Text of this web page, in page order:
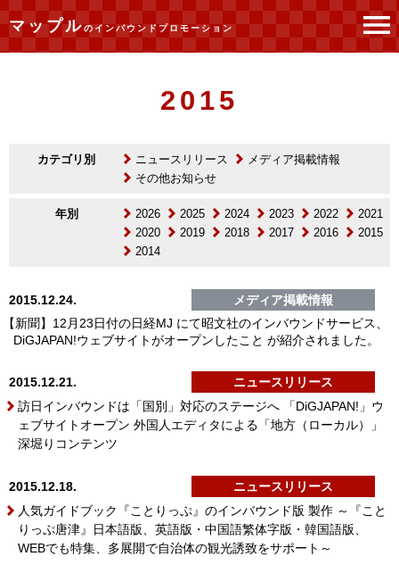
マップルのインバウンドプロモーション
トップページ 最新ニュース 2015
2015
カテゴリ別 ニュースリリース
メディア掲載情報
その他お知らせ
年別 2026 2025 2024 2023 2022
2021
2020
2019 2018 2017 2016
2015
2014
2015.12.24.
メディア掲載情報
【新聞】12月23日付の日経MJ にて昭文社のインバウンドサービス、
DiGJAPAN!ウェブサイトがオープンしたこと が紹介されました。
2015.12.21.
ニュースリリース
訪日インバウンドは「国別」対応のステージへ 「DiGJAPAN!」ウ
ェブサイトオープン 外国人エディタによる「地方（ローカル）」
深堀りコンテンツ
2015.12.18.
ニュースリリース
人気ガイドブック『ことりっぷ』のインバウンド版 製作 ～『こと
りっぷ唐津』日本語版、英語版・中国語繁体字版・韓国語版、
WEBでも特集、多展開で自治体の観光誘致をサポート～